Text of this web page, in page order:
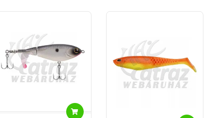
zsinór, amely a monofil zsinórok simaságát és a
, amelyek garantálják az extrém
(pl.Cross-Lok Snap) teszik teljessé a professzionális